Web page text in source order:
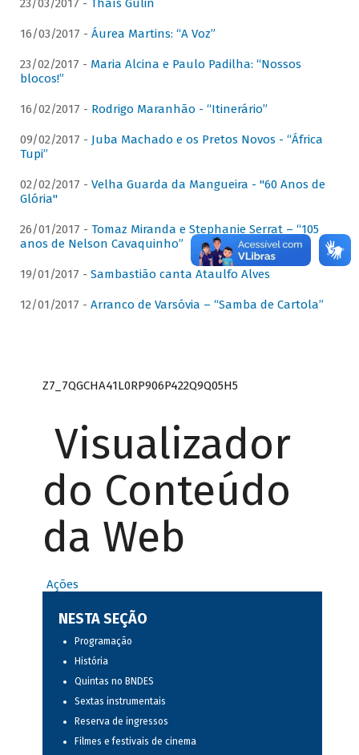
23/03/2017 - Thaís Gulin
16/03/2017 - Áurea Martins: “A Voz”
23/02/2017 - Maria Alcina e Paulo Padilha: “Nossos
blocos!”
16/02/2017 - Rodrigo Maranhão - “Itinerário”
09/02/2017 - Juba Machado e os Pretos Novos - “África
Tupi”
02/02/2017 - Velha Guarda da Mangueira - "60 Anos de
Glória"
26/01/2017 - Tomaz Miranda e Stephanie Serrat – “105
anos de Nelson Cavaquinho”
19/01/2017 - Sambastião canta Ataulfo Alves
12/01/2017 - Arranco de Varsóvia – “Samba de Cartola”
Z7_7QGCHA41L0RP906P422Q9Q05H5
Visualizador
do Conteúdo
da Web
Ações
NESTA SEÇÃO
Programação
História
Quintas no BNDES
Sextas instrumentais
Reserva de ingressos
Filmes e festivais de cinema